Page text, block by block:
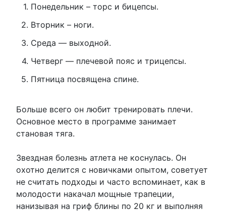
Понедельник – торс и бицепсы.
Вторник – ноги.
Среда — выходной.
Четверг — плечевой пояс и трицепсы.
Пятница посвящена спине.
Больше всего он любит тренировать плечи.
Основное место в программе занимает
становая тяга.
Звездная болезнь атлета не коснулась. Он
охотно делится с новичками опытом, советует
не считать подходы и часто вспоминает, как в
молодости накачал мощные трапеции,
нанизывая на гриф блины по 20 кг и выполняя